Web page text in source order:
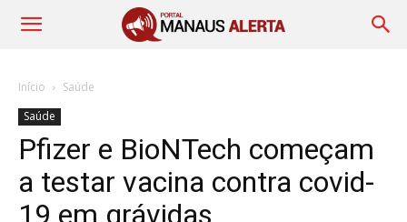
Início
Saúde
Saúde
Pfizer e BioNTech começam
a testar vacina contra covid-
19 em grávidas